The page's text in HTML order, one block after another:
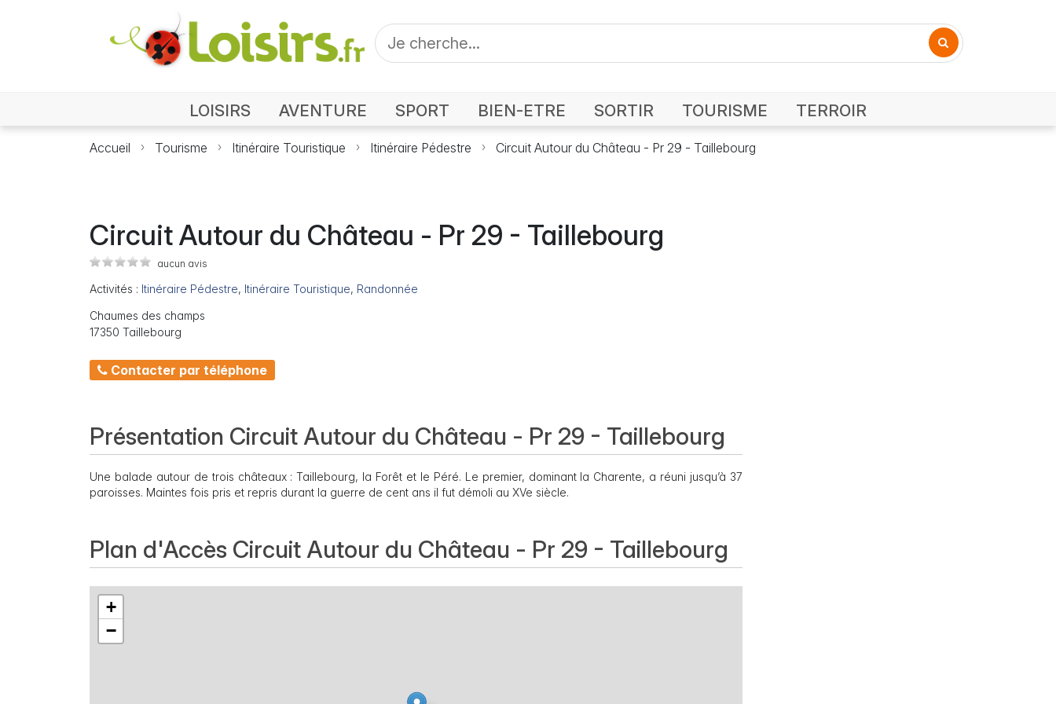
LOISIRS AVENTURE SPORT BIEN-ETRE SORTIR TOURISME TERROIR
Accueil Tourisme Itinéraire Touristique Itinéraire Pédestre Circuit Autour du Château - Pr 29 - Taillebourg
Circuit Autour du Château - Pr 29 - Taillebourg
aucun avis
Activités : Itinéraire Pédestre, Itinéraire Touristique, Randonnée
Chaumes des champs
17350 Taillebourg
Contacter par téléphone
Présentation Circuit Autour du Château - Pr 29 - Taillebourg
Une balade autour de trois châteaux : Taillebourg, la Forêt et le Péré. Le premier, dominant la Charente, a réuni jusqu’à 37
paroisses. Maintes fois pris et repris durant la guerre de cent ans il fut démoli au XVe siècle.
Plan d'Accès Circuit Autour du Château - Pr 29 - Taillebourg
+
−